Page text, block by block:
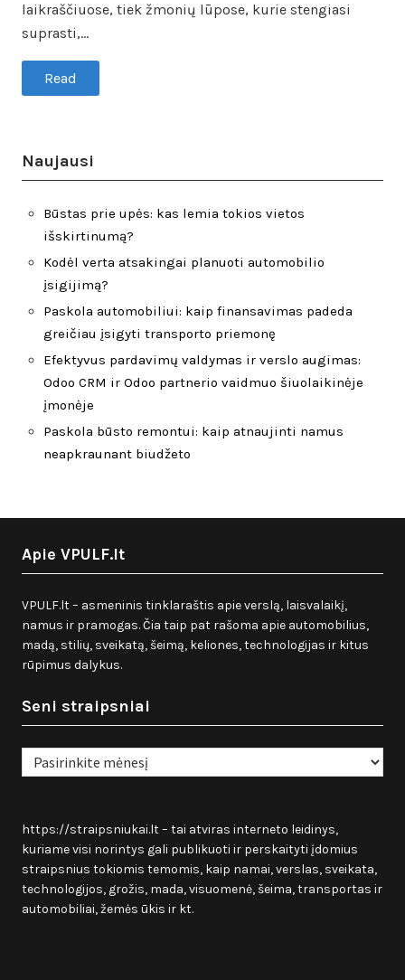
laikraščiuose, tiek žmonių lūpose, kurie stengiasi
suprasti,…
Read
Naujausi
Būstas prie upės: kas lemia tokios vietos
išskirtinumą?
Kodėl verta atsakingai planuoti automobilio
įsigijimą?
Paskola automobiliui: kaip finansavimas padeda
greičiau įsigyti transporto priemonę
Efektyvus pardavimų valdymas ir verslo augimas:
Odoo CRM ir Odoo partnerio vaidmuo šiuolaikinėje
įmonėje
Paskola būsto remontui: kaip atnaujinti namus
neapkraunant biudžeto
Apie VPULF.lt
VPULF.lt – asmeninis tinklaraštis apie verslą, laisvalaikį,
namus ir pramogas. Čia taip pat rašoma apie automobilius,
madą, stilių, sveikatą, šeimą, keliones, technologijas ir kitus
rūpimus dalykus.
Seni straipsniai
Seni
straipsniai
https://straipsniukai.lt– tai atviras interneto leidinys,
kuriame visi norintys gali publikuoti ir perskaityti įdomius
straipsnius tokiomis temomis, kaip namai, verslas, sveikata,
technologijos, grožis, mada, visuomenė, šeima, transportas ir
automobiliai, žemės ūkis ir kt.